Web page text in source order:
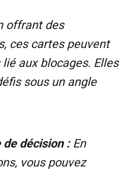
offrant des
ces cartes peuvent
aux blocages. Elles
sous un angle
de décision :En
vous pouvez